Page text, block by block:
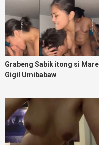
Grabeng Sabik itong si Mare
Gigil Umibabaw